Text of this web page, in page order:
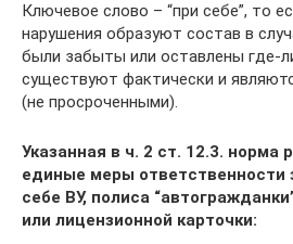
Ключевое слово – “при себе”, то
нарушения образуют состав в
были забыты или оставлены где-
существуют фактически и
(не просроченными).
Указанная в ч. 2 ст. 12.3. норма
единые меры ответственности
себе ВУ, полиса
или лицензионной карточки: